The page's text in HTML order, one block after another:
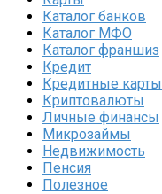
Каталог банков
Каталог МФО
Каталог франшиз
Кредит
Кредитные карты
Криптовалюты
Личные финансы
Микрозаймы
Недвижимость
Пенсия
Полезное